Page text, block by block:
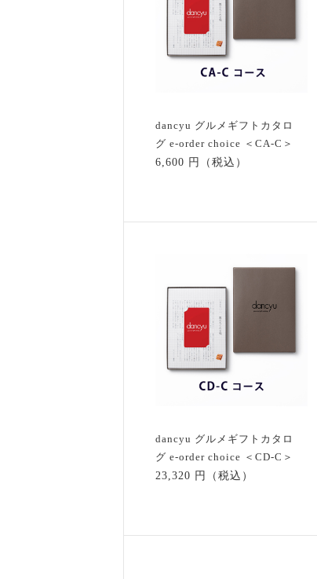
dancyu グルメギフトカタロ
グ e-order choice ＜CA-C＞
6,600 円（税込）
dancyu グルメギフトカタロ
グ e-order choice ＜CD-C＞
23,320 円（税込）